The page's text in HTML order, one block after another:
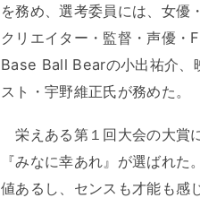
を務め、選考委員には、女優
クリエイター・監督・声優・
Base Ball Bearの小出祐介、
スト・宇野維正氏が務めた。
栄えある第１回大会の大賞
『みなに幸あれ』が選ばれた
値あるし、センスも才能も感